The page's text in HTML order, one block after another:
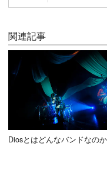
関連記事
Diosとはどんなバンドなのか